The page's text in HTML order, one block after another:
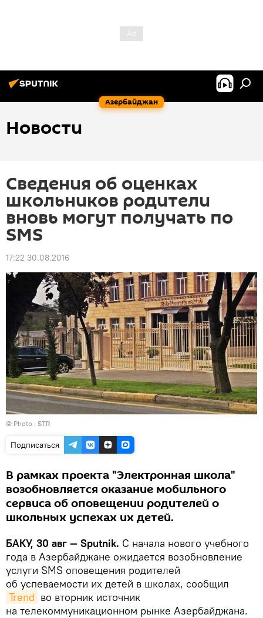
Азербайджан
Новости
Сведения об оценках
школьников родители
вновь могут получать по
SMS
17:22 30.08.2016
© Photo : STR
Подписаться
В рамках проекта "Электронная школа"
возобновляется оказание мобильного
сервиса об оповещении родителей о
школьных успехах их детей.
БАКУ, 30 авг — Sputnik. С начала нового учебного
года в Азербайджане ожидается возобновление
услуги SMS оповещения родителей
об успеваемости их детей в школах, сообщил
Trend во вторник источник
на телекоммуникационном рынке Азербайджана.